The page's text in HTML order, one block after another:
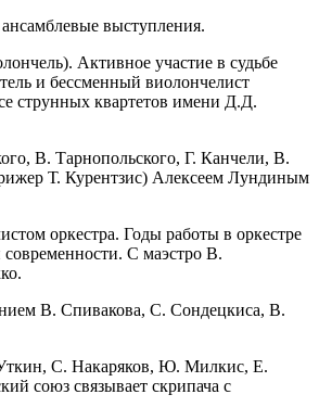
выступления.
Активное участие в судьбе
и бессменный виолончелист
струнных квартетов имени Д.Д.
В. Тарнопольского, Г. Канчели, В.
Т. Курентзис) Алексеем Лундиным
оркестра. Годы работы в оркестре
С маэстро В.
В. Спивакова, С. Сондецкиса, В.
С. Накаряков, Ю. Милкис, Е.
союз связывает скрипача с